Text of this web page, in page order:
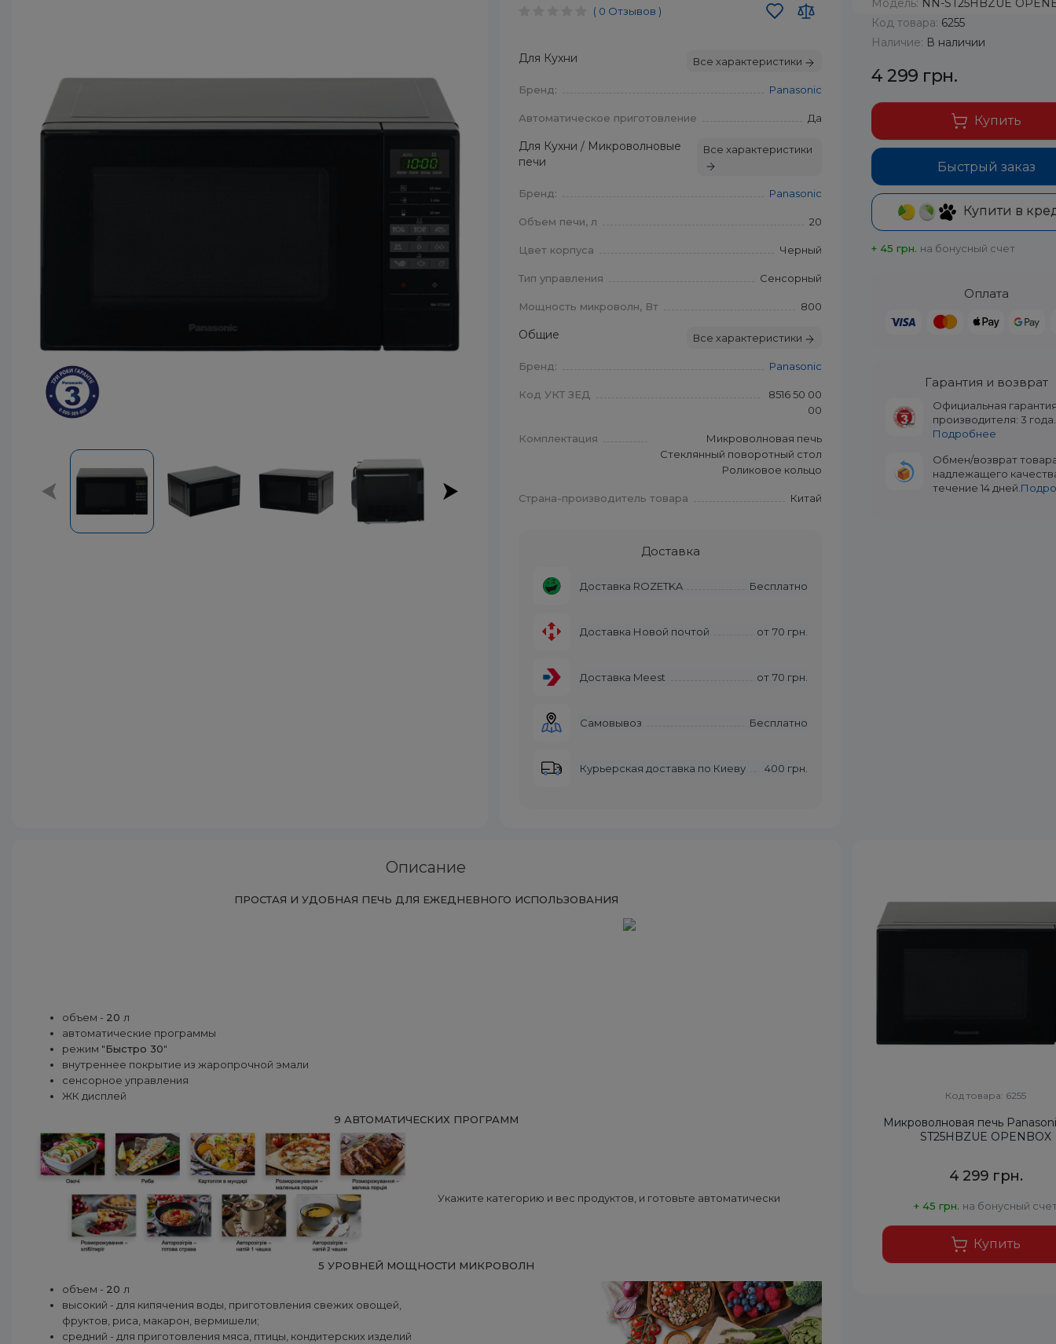
( 0 Отзывов )
Для Кухни Все характеристики
Бренд: Panasonic
Автоматическое приготовление Да
Для Кухни / Микроволновые
печи
Все характеристики
Бренд: Panasonic
Объем печи, л 20
Цвет корпуса Черный
Тип управления Сенсорный
Мощность микроволн, Вт 800
Общие Все характеристики
Бренд: Panasonic
Код УКТ ЗЕД
8516 50 00
00
Комплектация
Микроволновая печь
Стеклянный поворотный стол
Роликовое кольцо
Страна-производитель товара Китай
Доставка
Доставка ROZETKA Бесплатно
Доставка Новой почтой от 70 грн.
Доставка Meest от 70 грн.
Самовывоз Бесплатно
Курьерская доставка по Киеву 400 грн.
Модель: NN-ST25HBZUE
Код товара: 6255
Наличие: В наличии
4 299 грн.
Быстрый заказ
Купить
Купити в
+ 45 грн. на бонусный счет
Оплата
Гарантия и возврат
Официальная
производителя: 3 года.
Подробнее
Обмен/возврат
надлежащего
течение 14 дней.
Описание
ПРОСТАЯ И УДОБНАЯ ПЕЧЬ ДЛЯ ЕЖЕДНЕВНОГО ИСПОЛЬЗОВАНИЯ
объем - 20 л
автоматические программы
режим "Быстро 30"
внутреннее покрытие из жаропрочной эмали
сенсорное управления
ЖК дисплей
9 АВТОМАТИЧЕСКИХ ПРОГРАММ
Укажите категорию и вес продуктов, и готовьте автоматически
5 УРОВНЕЙ МОЩНОСТИ МИКРОВОЛН
объем - 20 л
высокий - для кипячения воды, приготовления свежих овощей,
фруктов, риса, макарон, вермишели;
средний - для приготовления мяса, птицы, кондитерских изделий
Код товара: 6255
Микроволновая печь
ST25HBZUE OPENBOX
4 299 грн.
+ 45 грн. на бонусный
Купить